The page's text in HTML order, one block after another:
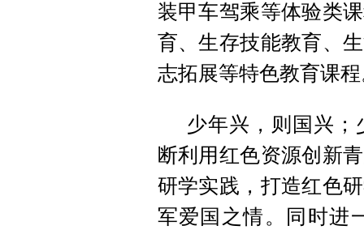
装甲车驾乘等体验类
育、生存技能教育、
志拓展等特色教育课
少年兴，则国兴
断利用红色资源创新
研学实践，打造红色
军爱国之情。同时进